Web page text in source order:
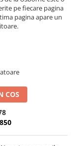
pe fiecare pagina
pagina apare un
COS